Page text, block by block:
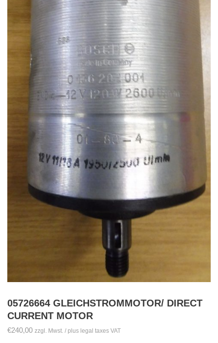
05726664 GLEICHSTROMMOTOR/ DIRECT
CURRENT MOTOR
€240,00 zzgl. Mwst. / plus legal taxes VAT